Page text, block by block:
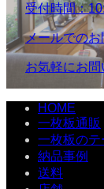
受付時間：
メールでの
お気軽にお
HOME
一枚板通販
一枚板の
納品事例
送料